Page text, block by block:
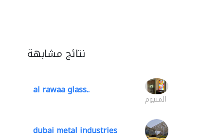
نتائج مشابهة
al rawaa glass..
المنيوم
dubai metal industries